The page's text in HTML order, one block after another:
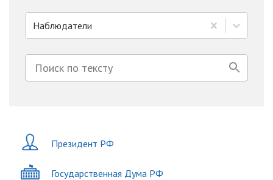
Наблюдатели
Президент РФ
Государственная Дума РФ